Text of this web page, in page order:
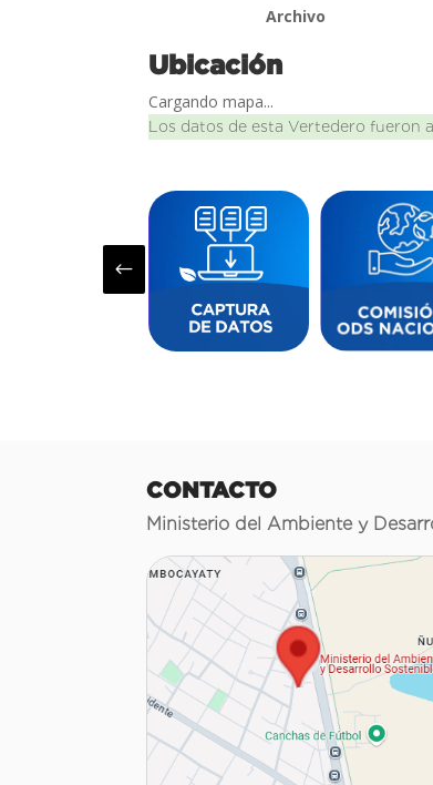
Archivo
Ubicación
Cargando mapa...
Los datos de esta Vertedero fueron
#
CONTACTO
Ministerio del Ambiente y